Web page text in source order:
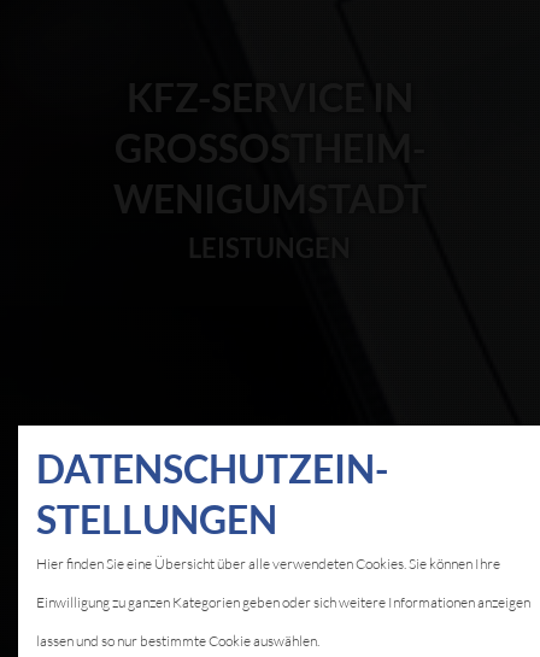
KFZ-SERVICE IN
GROSSOSTHEIM-W
ENIGUMSTADT
LEISTUNGEN
DATEN­SCHUTZ­EIN­
STELLUNGEN
Hier finden Sie eine Übersicht über alle verwendeten Cookies. Sie können Ihre
Einwilligung zu ganzen Kategorien geben oder sich weitere Informationen anzeigen
lassen und so nur bestimmte Cookie auswählen.